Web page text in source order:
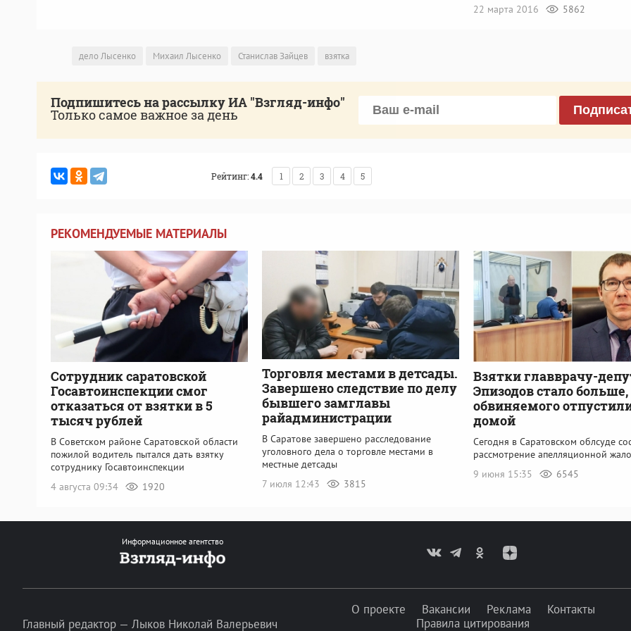
22 марта 2016 5862
дело Лысенко Михаил Лысенко Станислав Зайцев взятка
Подпишитесь на рассылку ИА "Взгляд-инфо"
Только самое важное за день
Рейтинг:4.4 1 2 3 4 5
РЕКОМЕНДУЕМЫЕ МАТЕРИАЛЫ
Сотрудник саратовской
Госавтоинспекции смог
отказаться от взятки в 5
тысяч рублей
В Советском районе Саратовской области
пожилой водитель пытался дать взятку
сотруднику Госавтоинспекции
4 августа 09:34
1920
Торговля местами в детсады.
Завершено следствие по делу
бывшего замглавы
райадминистрации
В Саратове завершено расследование
уголовного дела о торговле местами в
местные детсады
7 июля 12:43
3815
Взятки главврачу-
Эпизодов стало больше,
обвиняемого
домой
Сегодня в Саратовском облсуде
рассмотрение апелляционной
9 июня 15:35
6545
Информационное агентство
Главный редактор — Лыков Николай Валерьевич
О проекте Вакансии Реклама
Контакты
Правила цитирования